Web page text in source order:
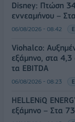
Disney: Πτώση
εννεαμήνου –
06/08/2026 - 08:42
Viohalco:
εξάμηνο, στα
τα EBITDA
06/08/2026 - 08:23
HELLENiQ
εξάμηνο – Στα